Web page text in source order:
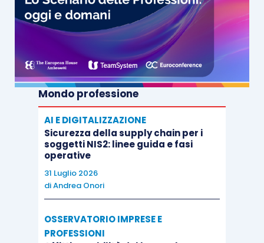
del PIL globale nel 2009 a
poco più del 10% nel 2015,
mantenendo ilterm
ridotto a livello
globale
EUROPA: inflazione ancora modesta nell’Area
Euro
Mondo professione
AI E DIGITALIZZAZIONE
Sicurezza della supply chain per i
soggetti NIS2: linee guida e fasi
operative
31 Luglio 2026
diAndrea Onori
OSSERVATORIO IMPRESE E
PROFESSIONI